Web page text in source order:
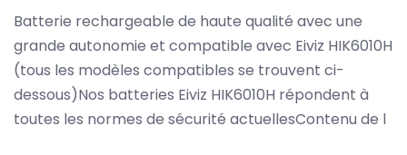
Batterie rechargeable de haute qualité avec une
grande autonomie et compatible avec Eiviz HIK6010H
(tous les modèles compatibles se trouvent ci-
dessous)Nos batteries Eiviz HIK6010H répondent à
toutes les normes de sécurité actuellesContenu de l